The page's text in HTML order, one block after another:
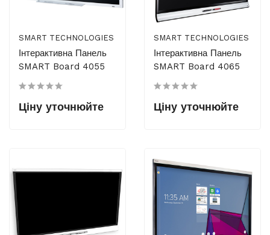
SMART TECHNOLOGIES
Інтерактивна Панель
SMART Board 4055
Ціну уточнюйте
SMART TECHNOLOGIES
Інтерактивна Панель
SMART Board 4065
Ціну уточнюйте